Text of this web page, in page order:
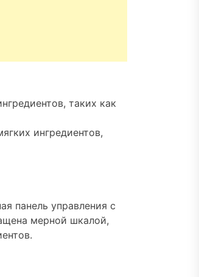
таких как
ингредиентов,
панель управления с
мерной шкалой,